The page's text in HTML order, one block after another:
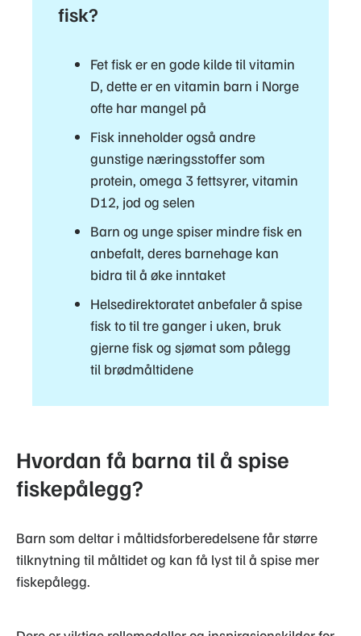
fisk?
Fet fisk er en gode kilde til vitamin
D, dette er en vitamin barn i Norge
ofte har mangel på
Fisk inneholder også andre
gunstige næringsstoffer som
protein, omega 3 fettsyrer, vitamin
D12, jod og selen
Barn og unge spiser mindre fisk en
anbefalt, deres barnehage kan
bidra til å øke inntaket
Helsedirektoratet anbefaler å spise
fisk to til tre ganger i uken, bruk
gjerne fisk og sjømat som pålegg
til brødmåltidene
Hvordan få barna til å spise
fiskepålegg?
Barn som deltar i måltidsforberedelsene får større
tilknytning til måltidet og kan få lyst til å spise mer
fiskepålegg.